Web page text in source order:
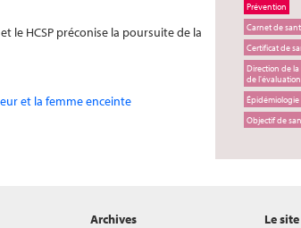
Prévention
Carnet de
Certificat de
Direction de
de
Épidémiologie
Objectif de
le HCSP préconise la poursuite de la
et la femme enceinte
Archives Le